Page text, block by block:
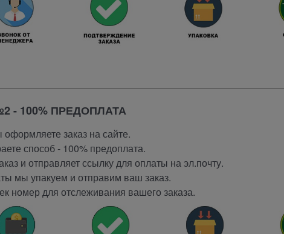
- 100% ПРЕДОПЛАТА
заказ на сайте.
способ - 100% предоплата.
и отправляет ссылку для оплаты на эл.почту.
мы упакуем и отправим ваш заказ.
номер для отслеживания вашего заказа.